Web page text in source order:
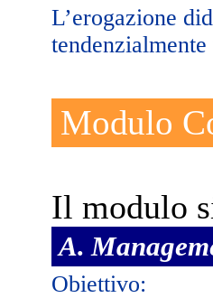
L’erogazione
Modulo
Il modulo
A.
Obiettivo: